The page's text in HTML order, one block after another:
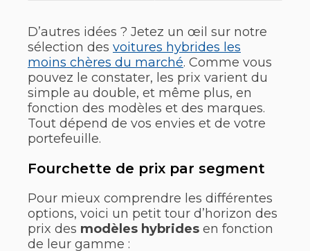
D’autres idées ? Jetez un œil sur notre
sélection des voitures hybrides les
moins chères du marché. Comme vous
pouvez le constater, les prix varient du
simple au double, et même plus, en
fonction des modèles et des marques.
Tout dépend de vos envies et de votre
portefeuille.
Fourchette de prix par segment
Pour mieux comprendre les différentes
options, voici un petit tour d’horizon des
prix des modèles hybrides en fonction
de leur gamme :